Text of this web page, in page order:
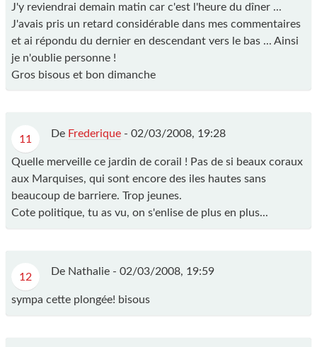
J'y reviendrai demain matin car c'est l'heure du dîner ...
J'avais pris un retard considérable dans mes commentaires
et ai répondu du dernier en descendant vers le bas ... Ainsi
je n'oublie personne !
Gros bisous et bon dimanche
11 De Frederique - 02/03/2008, 19:28
Quelle merveille ce jardin de corail ! Pas de si beaux coraux
aux Marquises, qui sont encore des iles hautes sans
beaucoup de barriere. Trop jeunes.
Cote politique, tu as vu, on s'enlise de plus en plus...
12 De Nathalie - 02/03/2008, 19:59
sympa cette plongée! bisous